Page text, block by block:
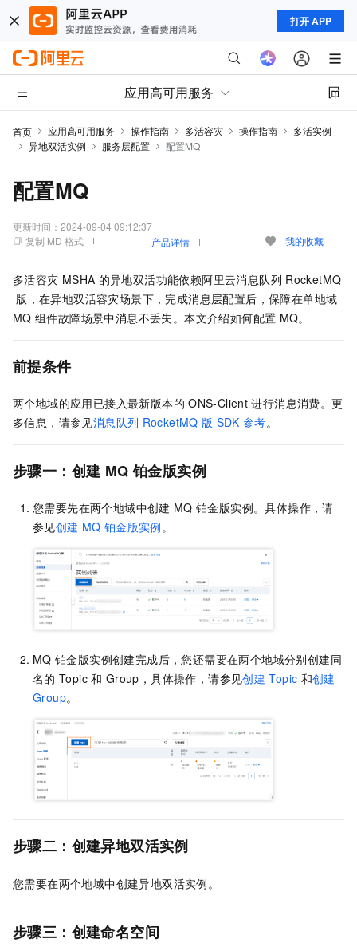
打开 APP
应用高可用服务
首页 应用高可用服务 操作指南 多活容灾 操作指南
多活实例
异地双活实例
服务层配置 配置MQ
配置MQ
更新时间： 2024-09-04 09:12:37
复制 MD 格式
产品详情 我的收藏
多活容灾 MSHA 的异地双活功能依赖阿里云消息队列 RocketMQ
版，在异地双活容灾场景下，完成消息层配置后，保障在单地域
MQ 组件故障场景中消息不丢失。本文介绍如何配置 MQ。
前提条件
两个地域的应用已接入最新版本的 ONS-Client 进行消息消费。更
多信息，请参见消息队列 RocketMQ 版 SDK 参考。
步骤一：创建 MQ 铂金版实例
您需要先在两个地域中创建 MQ 铂金版实例。具体操作，请
参见创建 MQ 铂金版实例。
MQ 铂金版实例创建完成后，您还需要在两个地域分别创建同
名的 Topic 和 Group，具体操作，请参见创建 Topic 和创建
Group。
步骤二：创建异地双活实例
您需要在两个地域中创建异地双活实例。
步骤三：创建命名空间